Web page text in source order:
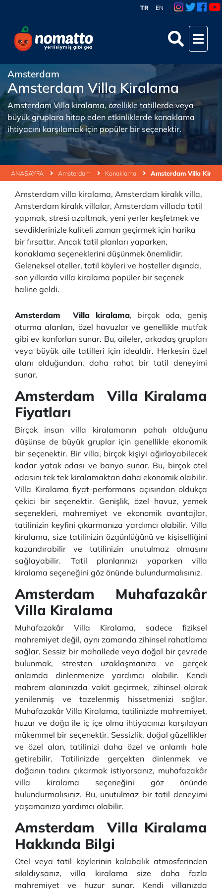
TR EN
ANASAYFA Amsterdam Konaklama Amsterdam Villa
Amsterdam
Amsterdam Villa Kiralama
Amsterdam Villa kiralama, özellikle tatillerde veya
büyük gruplara hitap eden etkinliklerde konaklama
ihtiyacını karşılamak için popüler bir seçenektir.
Amsterdam villa kiralama, Amsterdam kiralık villa,
Amsterdam kiralık villalar, Amsterdam villada tatil
yapmak, stresi azaltmak, yeni yerler keşfetmek ve
sevdiklerinizle kaliteli zaman geçirmek için harika
bir fırsattır. Ancak tatil planları yaparken,
konaklama seçeneklerini düşünmek önemlidir.
Geleneksel oteller, tatil köyleri ve hosteller dışında,
son yıllarda villa kiralama popüler bir seçenek
haline geldi.
Amsterdam Villa kiralama, birçok oda, geniş
oturma alanları, özel havuzlar ve genellikle mutfak
gibi ev konforları sunar. Bu, aileler, arkadaş grupları
veya büyük aile tatilleri için idealdir. Herkesin özel
alanı olduğundan, daha rahat bir tatil deneyimi
sunar.
Amsterdam Villa Kiralama
Fiyatları
Birçok insan villa kiralamanın pahalı olduğunu
düşünse de büyük gruplar için genellikle ekonomik
bir seçenektir. Bir villa, birçok kişiyi ağırlayabilecek
kadar yatak odası ve banyo sunar. Bu, birçok otel
odasını tek tek kiralamaktan daha ekonomik olabilir.
Villa Kiralama fiyat-performans açısından oldukça
çekici bir seçenektir. Genişlik, özel havuz, yemek
seçenekleri, mahremiyet ve ekonomik avantajlar,
tatilinizin keyfini çıkarmanıza yardımcı olabilir. Villa
kiralama, size tatilinizin özgünlüğünü ve kişiselliğini
kazandırabilir ve tatilinizin unutulmaz olmasını
sağlayabilir. Tatil planlarınızı yaparken villa
kiralama seçeneğini göz önünde bulundurmalısınız.
Amsterdam Muhafazakâr
Villa Kiralama
Muhafazakâr Villa Kiralama, sadece fiziksel
mahremiyet değil, aynı zamanda zihinsel rahatlama
sağlar. Sessiz bir mahallede veya doğal bir çevrede
bulunmak, stresten uzaklaşmanıza ve gerçek
anlamda dinlenmenize yardımcı olabilir. Kendi
mahrem alanınızda vakit geçirmek, zihinsel olarak
yenilenmiş ve tazelenmiş hissetmenizi sağlar.
Muhafazakâr Villa Kiralama, tatilinizde mahremiyet,
huzur ve doğa ile iç içe olma ihtiyacınızı karşılayan
mükemmel bir seçenektir. Sessizlik, doğal güzellikler
ve özel alan, tatilinizi daha özel ve anlamlı hale
getirebilir. Tatilinizde gerçekten dinlenmek ve
doğanın tadını çıkarmak istiyorsanız, muhafazakâr
villa kiralama seçeneğini göz önünde
bulundurmalısınız. Bu, unutulmaz bir tatil deneyimi
yaşamanıza yardımcı olabilir.
Amsterdam Villa Kiralama
Hakkında Bilgi
Otel veya tatil köylerinin kalabalık atmosferinden
sıkıldıysanız, villa kiralama size daha fazla
mahremiyet ve huzur sunar. Kendi villanızda